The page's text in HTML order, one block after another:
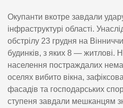
Окупанти вкотре завдали
інфраструктурі області.
обстрілу 23 грудня на
будинків, з яких 8 — житлові.
населення постраждалих
оселях вибито вікна,
фасадів та господарських
ступеня завдали мешканцям